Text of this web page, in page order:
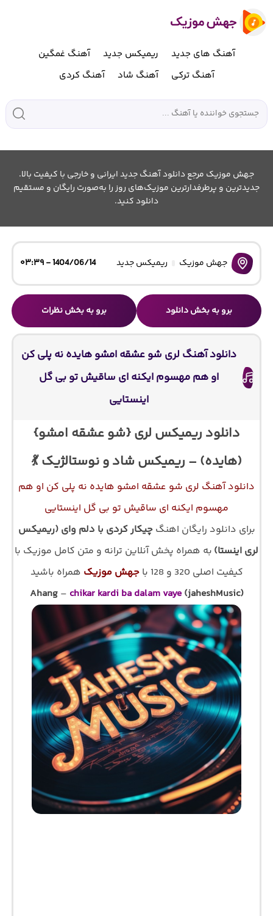
آهنگ های جدید ریمیکس جدید
آهنگ غمگین
آهنگ ترکی
آهنگ شاد آهنگ کردی
جهش موزیک مرجع دانلود آهنگ جدید ایرانی و خارجی با کیفیت بالا.
جدیدترین و پرطرفدارترین موزیک‌های روز را به‌صورت رایگان و مستقیم
دانلود کنید.
جهش موزیک ریمیکس جدید 1404/06/14 - ۰۳:۳۹
برو به بخش دانلود برو به بخش نظرات
دانلود آهنگ لری شو عشقه امشو هایده نه پلی کن
او هم مهسوم ایکنه ای ساقیش تو بی گل
اینستایی
دانلود ریمیکس لری {شو عشقه امشو}
(هایده) – ریمیکس شاد و نوستالژیک 💃
دانلود آهنگ لری شو عشقه امشو هایده نه پلی کن او هم
مهسوم ایکنه ای ساقیش تو بی گل اینستایی
برای دانلود رایگان اهنگچیکار کردی با دلم وای (ریمیکس
لری اینستا) به همراه پخش آنلاین ترانه و متن کامل موزیک با
کیفیت اصلی 320 و 128 با
جهش موزیک همراه باشید
Ahang – chikar kardi ba dalam vaye(jaheshMusic)